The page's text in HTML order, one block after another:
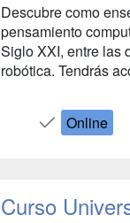
Descubre como
pensamiento
Siglo XXI, entre las
robótica. Tendrás
Online
Curso